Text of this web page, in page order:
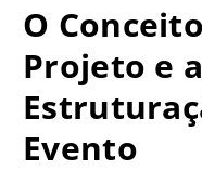
O
Projeto e a
Evento